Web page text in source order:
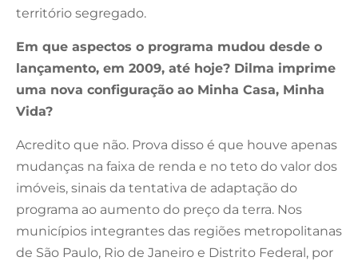
território segregado.
Em que aspectos o programa mudou desde o
lançamento, em 2009, até hoje? Dilma imprime
uma nova configuração ao Minha Casa, Minha
Vida?
Acredito que não. Prova disso é que houve apenas
mudanças na faixa de renda e no teto do valor dos
imóveis, sinais da tentativa de adaptação do
programa ao aumento do preço da terra. Nos
municípios integrantes das regiões metropolitanas
de São Paulo, Rio de Janeiro e Distrito Federal, por